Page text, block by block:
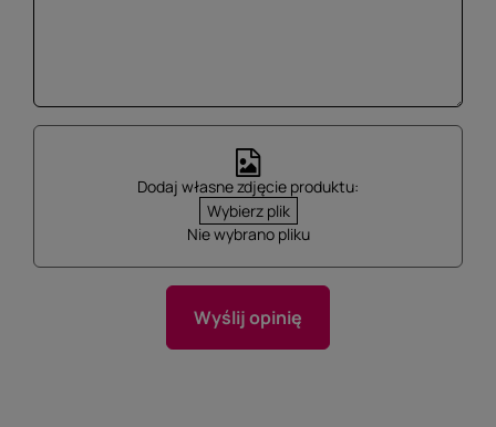
Dodaj własne zdjęcie produktu:
Wybierz plik
Nie wybrano pliku
Wyślij opinię